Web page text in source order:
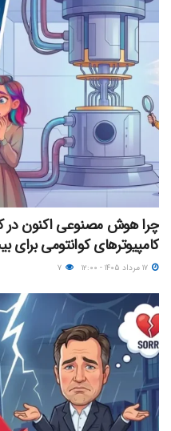
چرا هوش مصنوعی اکنون در
کامپیوترهای کوانتومی